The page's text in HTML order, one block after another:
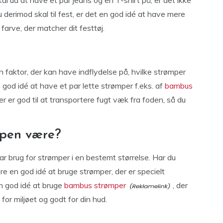
skal til fest, er det en god idé at have mere
der matcher dit festtøj.
der kan have indflydelse på, hvilke strømper
idé at have et par lette strømper f.eks. af bambus
er god til at transportere fugt væk fra foden, så du
være?
brug for strømper i en bestemt størrelse. Har du
en god idé at bruge strømper, der er specielt
god idé at bruge bambus strømper
, der
miljøet og godt for din hud.